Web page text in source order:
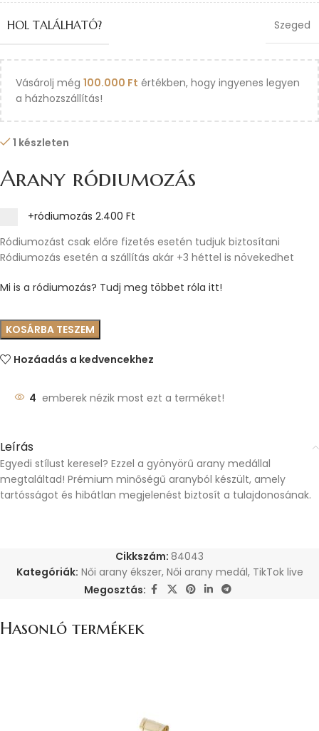
HOL TALÁLHATÓ? Szeged
Vásárolj még 100.000 Ft értékben, hogy ingyenes legyen
a házhozszállítás!
1 készleten
Arany ródiumozás
+ródiumozás 2.400 Ft
Ródiumozást csak előre fizetés esetén tudjuk biztosítani
Ródiumozás esetén a szállítás akár +3 héttel is növekedhet
Mi is a ródiumozás? Tudj meg többet róla itt!
KOSÁRBA TESZEM
Hozáadás a kedvencekhez
4 emberek nézik most ezt a terméket!
Leírás
Egyedi stílust keresel? Ezzel a gyönyörű arany medállal
megtaláltad! Prémium minőségű aranyból készült, amely
tartósságot és hibátlan megjelenést biztosít a tulajdonosának.
Cikkszám: 84043
Kategóriák: Női arany ékszer, Női arany medál, TikTok live
Megosztás:
Hasonló termékek